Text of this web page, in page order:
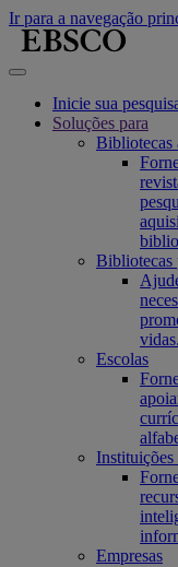
Ir para a navegação
Inicie sua
Soluções para
Bibliotecas
Bibliotecas
vidas.
Escolas
Instituições
Empresas